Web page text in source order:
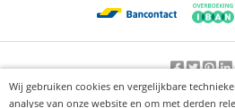
Beoordeling door klanten:9.2/10
Wij gebruiken cookies en vergelijkbare
analyse van onze website en om met derden